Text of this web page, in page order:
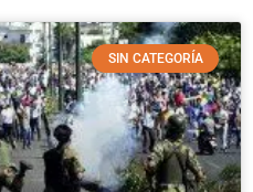
SIN CATEGORÍA